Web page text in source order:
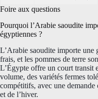
Foire aux questions
Pourquoi l’Arabie saoudite
égyptiennes ?
L’Arabie saoudite importe une
frais, et les pommes de terre
L’Égypte offre un court transit
volume, des variétés fermes
compétitifs, avec une
et de l’hiver.